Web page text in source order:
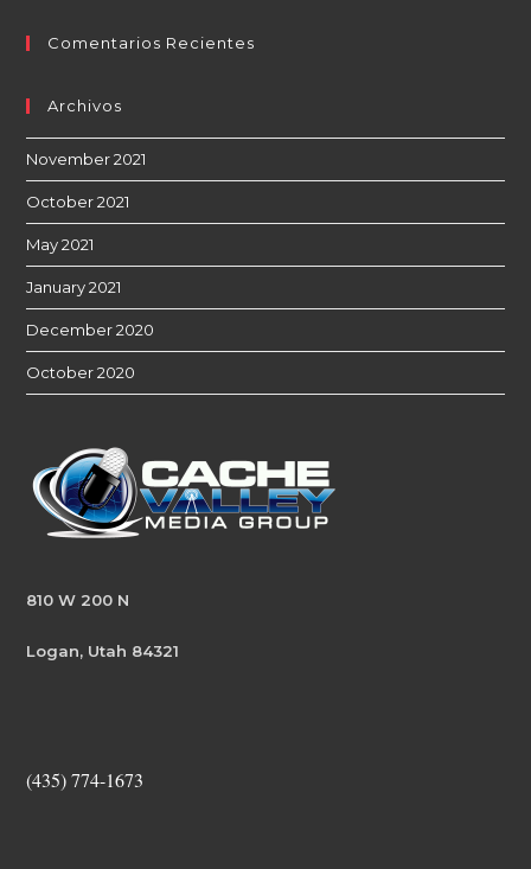
Comentarios Recientes
Archivos
November 2021
October 2021
May 2021
January 2021
December 2020
October 2020
810 W 200 N
Logan, Utah 84321
(435) 774-1673